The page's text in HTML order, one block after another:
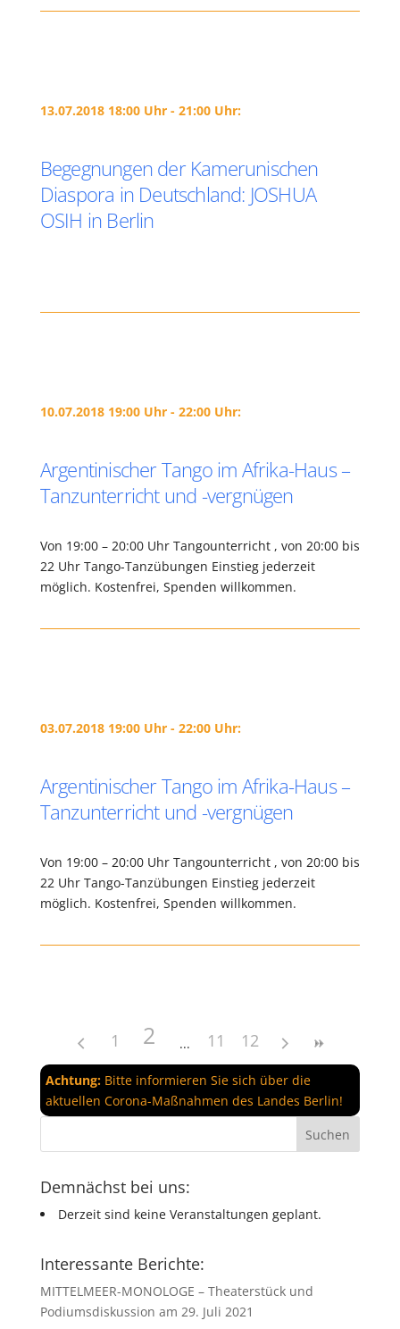
13.07.2018 18:00 Uhr - 21:00 Uhr:
Begegnungen der Kamerunischen
Diaspora in Deutschland: JOSHUA
OSIH in Berlin
10.07.2018 19:00 Uhr - 22:00 Uhr:
Argentinischer Tango im Afrika-Haus –
Tanzunterricht und -vergnügen
Von 19:00 – 20:00 Uhr Tangounterricht , von 20:00 bis
22 Uhr Tango-Tanzübungen Einstieg jederzeit
möglich. Kostenfrei, Spenden willkommen.
03.07.2018 19:00 Uhr - 22:00 Uhr:
Argentinischer Tango im Afrika-Haus –
Tanzunterricht und -vergnügen
Von 19:00 – 20:00 Uhr Tangounterricht , von 20:00 bis
22 Uhr Tango-Tanzübungen Einstieg jederzeit
möglich. Kostenfrei, Spenden willkommen.
1 2 11 12
Achtung:Bitte informieren Sie sich über die
aktuellen Corona-Maßnahmen des Landes Berlin!
Demnächst bei uns:
Derzeit sind keine Veranstaltungen geplant.
Interessante Berichte:
MITTELMEER-MONOLOGE – Theaterstück und
Podiumsdiskussion am 29. Juli 2021